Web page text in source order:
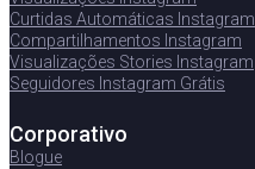
Curtidas Automáticas Instagram
Compartilhamentos Instagram
Visualizações Stories Instagram
Seguidores Instagram Grátis
Corporativo
Blogue